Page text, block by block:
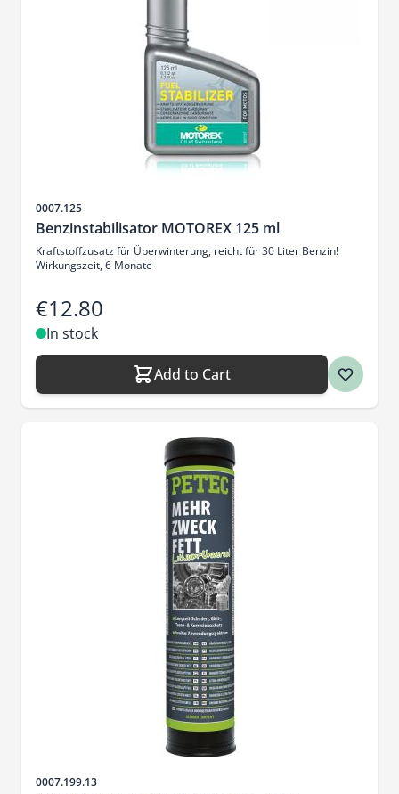
Sku
0007.125
Benzinstabilisator MOTOREX 125 ml
Kraftstoffzusatz für Überwinterung, reicht für 30 Liter Benzin!
Wirkungszeit, 6 Monate
€12.80
In stock
Add to Cart
Sku
0007.199.13